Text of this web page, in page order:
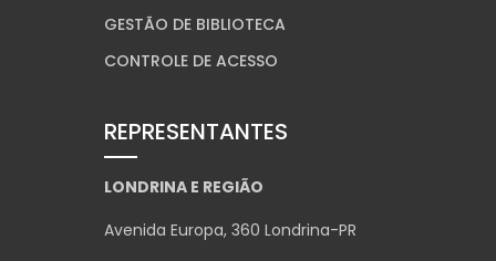
GESTÃO DE BIBLIOTECA
CONTROLE DE ACESSO
REPRESENTANTES
LONDRINA E REGIÃO
Avenida Europa, 360 Londrina-PR